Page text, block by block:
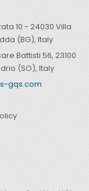
10 - 24030 Villa
(BG), Italy
Battisti 56, 23100
(SO), Italy
gqs.com